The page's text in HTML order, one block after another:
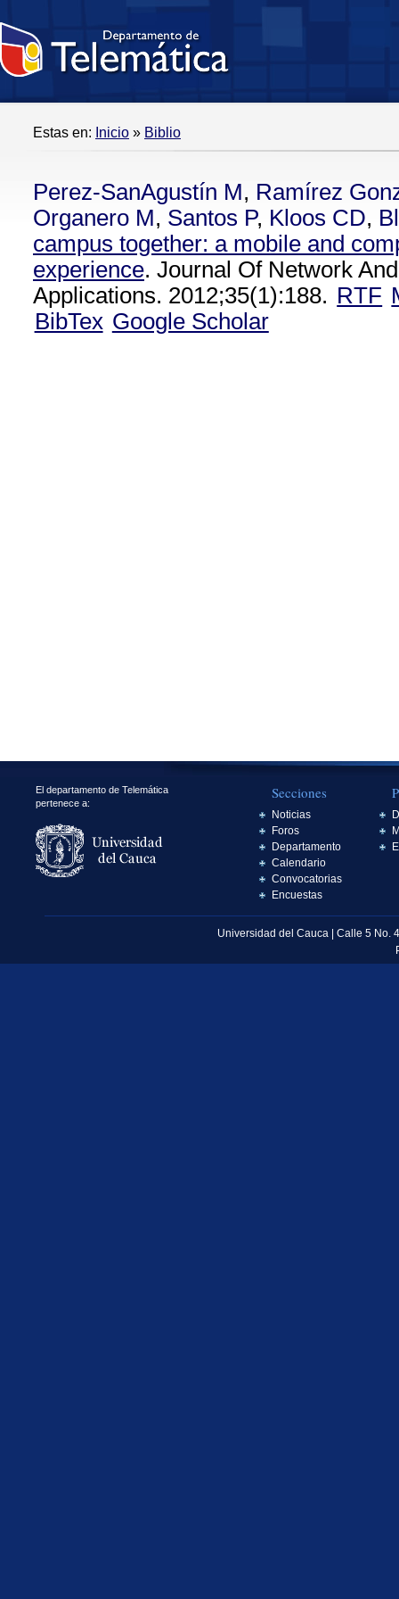
Estas en: Inicio » Biblio
Perez-SanAgustín M, Ramírez
Organero M, Santos P, Kloos CD,
campus together: a mobile and
experience. Journal Of Network
Applications. 2012;35(1):188. RTF
BibTex Google Scholar
El departamento de Telemática
pertenece a:
Secciones
Noticias
Foros
Departamento
Calendario
Convocatorias
Encuestas
Universidad del Cauca | Calle 5 No.